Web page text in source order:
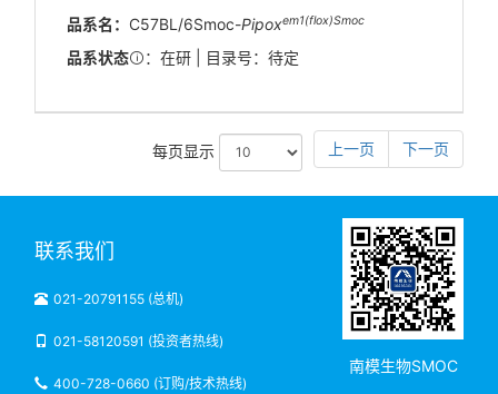
品系名： C57BL/6Smoc-Pipoxem1(flox)Smoc
品系状态 ：在研 | 目录号：待定
每页显示 上一页 下一页
联系我们
021-20791155 (总机)
021-58120591 (投资者热线)
400-728-0660 (订购/技术热线)
南模生物SMOC